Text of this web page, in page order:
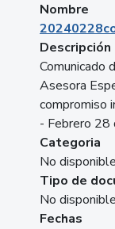
Nombre
Descripción
Comunicado
Asesora
compromiso
- Febrero
Categoria
No disponible
Tipo de
No disponible
Fechas